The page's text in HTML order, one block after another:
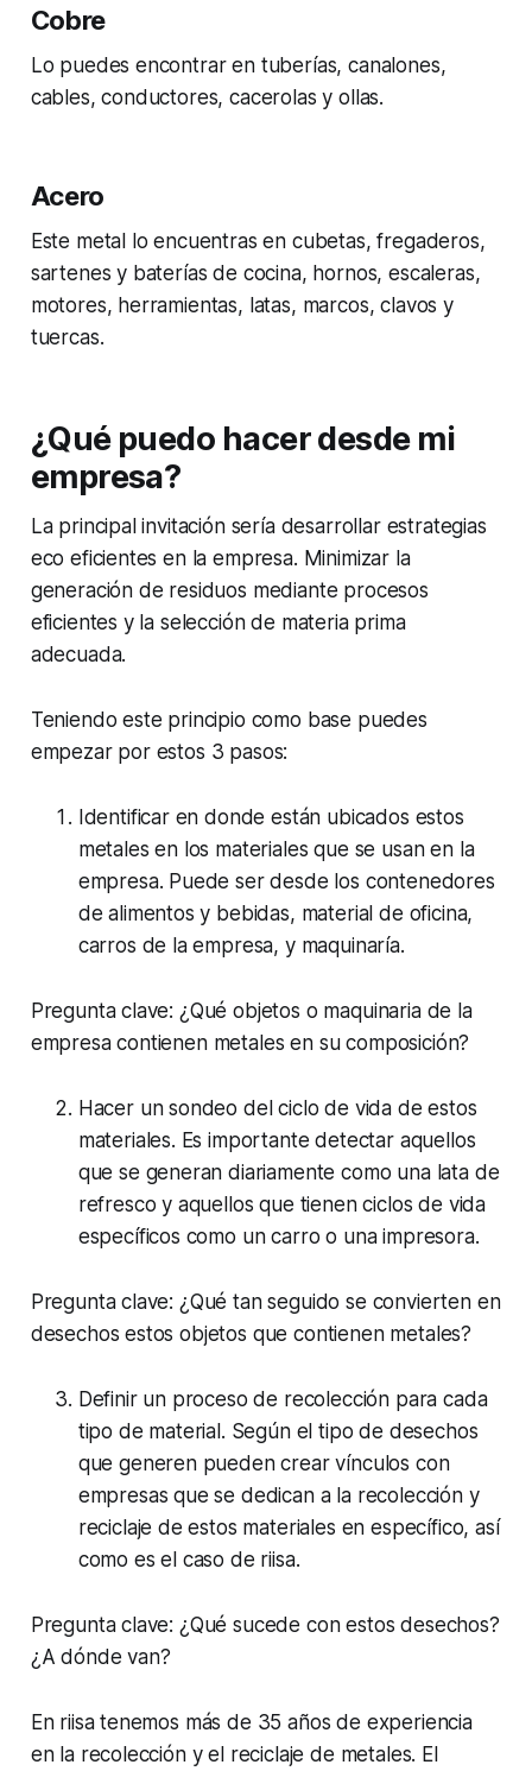
Cobre
Lo puedes encontrar en tuberías, canalones,
cables, conductores, cacerolas y ollas.
Acero
Este metal lo encuentras en cubetas, fregaderos,
sartenes y baterías de cocina, hornos, escaleras,
motores, herramientas, latas, marcos, clavos y
tuercas.
¿Qué puedo hacer desde mi
empresa?
La principal invitación sería desarrollar estrategias
eco eficientes en la empresa. Minimizar la
generación de residuos mediante procesos
eficientes y la selección de materia prima
adecuada.
Teniendo este principio como base puedes
empezar por estos 3 pasos:
Identificar en donde están ubicados estos
metales en los materiales que se usan en la
empresa. Puede ser desde los contenedores
de alimentos y bebidas, material de oficina,
carros de la empresa, y maquinaría.
Pregunta clave: ¿Qué objetos o maquinaria de la
empresa contienen metales en su composición?
Hacer un sondeo del ciclo de vida de estos
materiales. Es importante detectar aquellos
que se generan diariamente como una lata de
refresco y aquellos que tienen ciclos de vida
específicos como un carro o una impresora.
Pregunta clave: ¿Qué tan seguido se convierten en
desechos estos objetos que contienen metales?
Definir un proceso de recolección para cada
tipo de material. Según el tipo de desechos
que generen pueden crear vínculos con
empresas que se dedican a la recolección y
reciclaje de estos materiales en específico, así
como es el caso de riisa.
Pregunta clave: ¿Qué sucede con estos desechos?
¿A dónde van?
En riisa tenemos más de 35 años de experiencia
en la recolección y el reciclaje de metales. El